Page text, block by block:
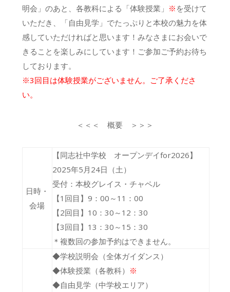
明会」のあと、各教科による「体験授業」 ※ を受けて
いただき、「自由見学」でたっぷりと本校の魅力を体
感していただければと思います！みなさまにお会いで
きることを楽しみにしています！ご参加ご予約お待ち
しております。
※3回目は体験授業がございません。ご了承くださ
い。
＜＜＜ 概要 ＞＞＞
日時・
会場
【同志社中学校 オープンデイfor2026】
2025年5月24日（土）
受付：本校グレイス・チャペル
【1回目】9：00～11：00
【2回目】10：30～12：30
【3回目】13：30～15：30
＊複数回の参加予約はできません。
◆学校説明会（全体ガイダンス）
◆体験授業（各教科） ※
◆自由見学（中学校エリア）